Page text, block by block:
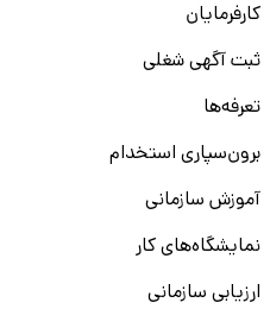
کارفرمایان
ثبت آگهی شغلی
تعرفه‌ها
برون‌سپاری استخدام
آموزش سازمانی
نمایشگاه‌های کار
ارزیابی سازمانی